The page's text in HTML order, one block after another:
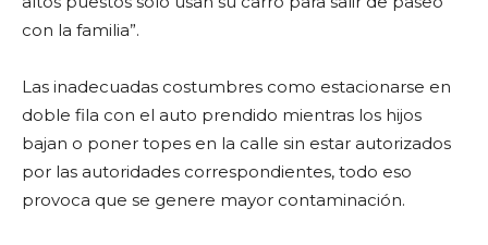
con la familia”.
Las inadecuadas costumbres como estacionarse en
doble fila con el auto prendido mientras los hijos
bajan o poner topes en la calle sin estar autorizados
por las autoridades correspondientes, todo eso
provoca que se genere mayor contaminación.